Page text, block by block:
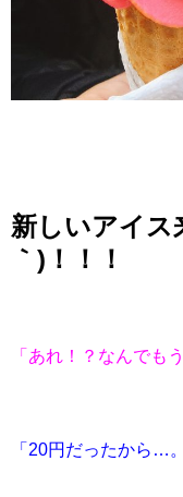
新しいアイス
｀)！！！
「あれ！？なんでも
「20円だったから…